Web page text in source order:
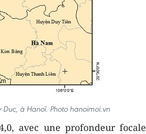
à Hanoï. Photo hanoimoi.vn
avec une profondeur focale